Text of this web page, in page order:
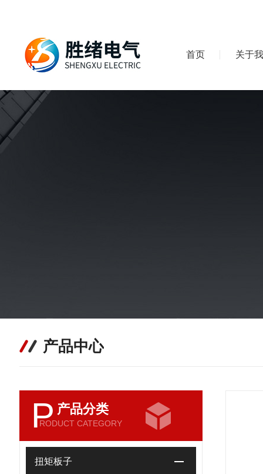
首页 关于
产品中心
P 产品分类
RODUCT CATEGORY
扭矩板子